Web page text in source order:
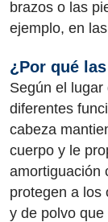
brazos o las
ejemplo, en
¿Por qué
Según el
diferentes
cabeza
cuerpo y le
amortiguación
protegen a los
y de polvo